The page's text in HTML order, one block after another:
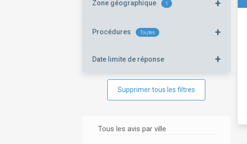
Zone géographique 1 +
Procédures Toutes +
Date limite de réponse +
Supprimer tous les filtres
Tous les avis par ville